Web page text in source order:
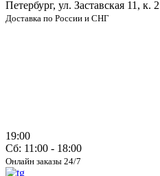
Петербург, ул. Заставская 11, к. 2
Доставка по России и СНГ
19:00
Сб: 11:00 - 18:00
Онлайн заказы 24/7